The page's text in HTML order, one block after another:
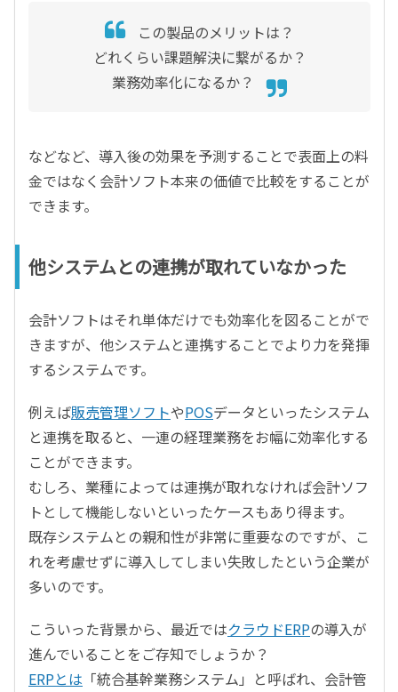
この製品のメリットは？
どれくらい課題解決に繋がるか？
業務効率化になるか？
などなど、導入後の効果を予測することで表面上の料
金ではなく会計ソフト本来の価値で比較をすることが
できます。
他システムとの連携が取れていなかった
会計ソフトはそれ単体だけでも効率化を図ることがで
きますが、他システムと連携することでより力を発揮
するシステムです。
例えば販売管理ソフトやPOSデータといったシステム
と連携を取ると、一連の経理業務をお幅に効率化する
ことができます。
むしろ、業種によっては連携が取れなければ会計ソフ
トとして機能しないといったケースもあり得ます。
既存システムとの親和性が非常に重要なのですが、こ
れを考慮せずに導入してしまい失敗したという企業が
多いのです。
こういった背景から、最近ではクラウドERPの導入が
進んでいることをご存知でしょうか？
ERPとは 「統合基幹業務システム」と呼ばれ、会計管